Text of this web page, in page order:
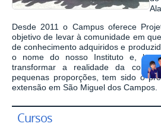
Desde 2011 o Campus oferece
objetivo de levar à comunidade em
de conhecimento adquiridos e
o nome do nosso Instituto e,
transformar a realidade da
pequenas proporções, tem sido o
extensão em São Miguel dos Campos.
Cursos